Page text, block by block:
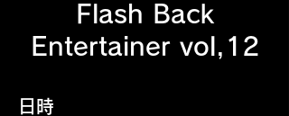
Flash Back
Entertainer vol,12
日時